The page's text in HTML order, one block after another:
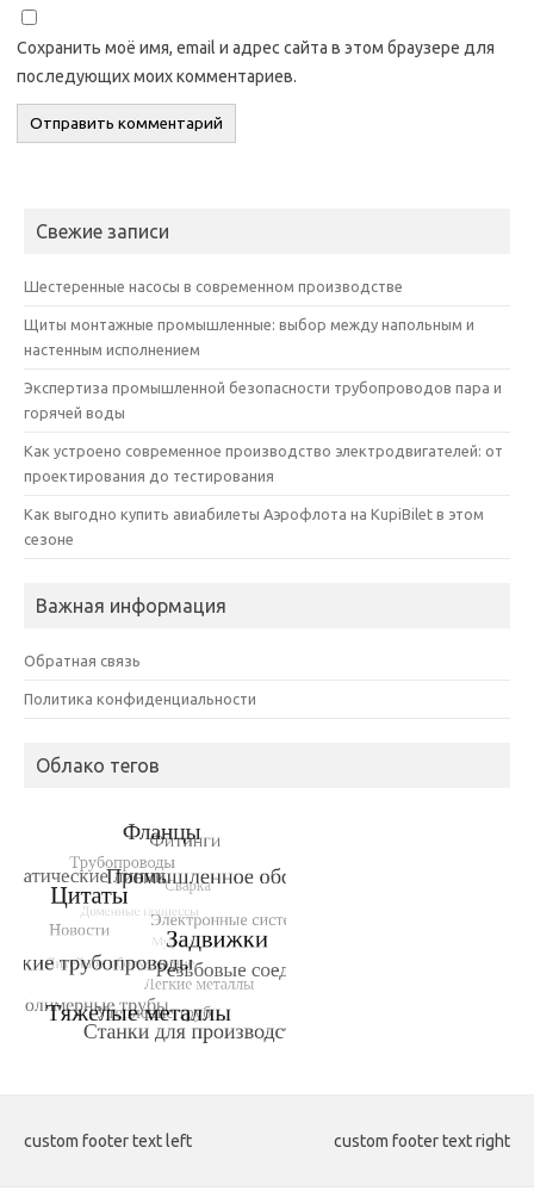
Сохранить моё имя, email и адрес сайта в этом браузере для
последующих моих комментариев.
Свежие записи
Шестеренные насосы в современном производстве
Щиты монтажные промышленные: выбор между напольным и
настенным исполнением
Экспертиза промышленной безопасности трубопроводов пара и
горячей воды
Как устроено современное производство электродвигателей: от
проектирования до тестирования
Как выгодно купить авиабилеты Аэрофлота на KupiBilet в этом
сезоне
Важная информация
Обратная связь
Политика конфиденциальности
Облако тегов
custom footer text left custom footer text right